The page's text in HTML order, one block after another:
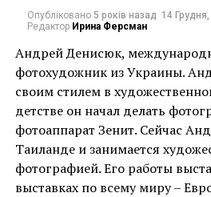
Ця подія, яку не можна
можливість поціновувачам
деякі з найбільш інвестиційно
ще до того, як ярмарок
Опубліковано 5 років назад 14 Грудня,
Редактор Ирина Ферсман
Андрей Денисюк,
фотохудожник из Украины.
своим стилем в
детстве он начал делать
фотоаппарат Зенит. Сейчас
Таиланде и занимается
фотографией. Его работы
выставках по всему миру –